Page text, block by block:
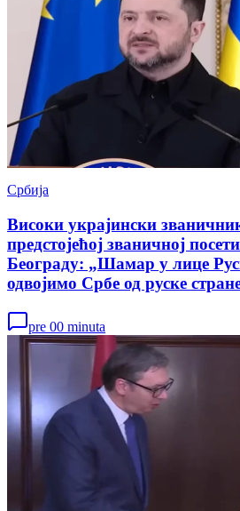
Србија
Високи украјински
предстојећој званичној
Београду: „Шамар у лице
одвојимо Србе од руске
pre 00 minuta